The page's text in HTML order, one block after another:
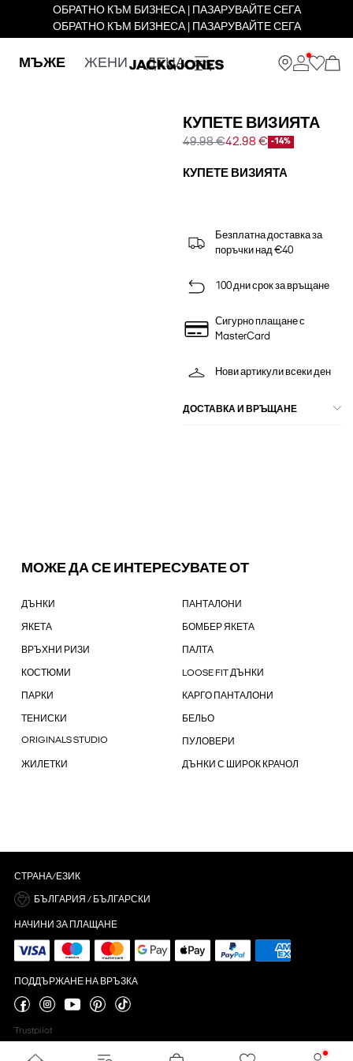
ОБРАТНО КЪМ БИЗНЕСА | ПАЗАРУВАЙТЕ СЕГА
ОБРАТНО КЪМ БИЗНЕСА | ПАЗАРУВАЙТЕ СЕГА
МЪЖЕ ЖЕНИ ДЕЦА
КУПЕТЕ ВИЗИЯТА
49.98 €42.98 € -14%
КУПЕТЕ ВИЗИЯТА
Безплатна доставка за
поръчки над €40
100 дни срок за връщане
Сигурно плащане с
MasterCard
Нови артикули всеки ден
ДОСТАВКА И ВРЪЩАНЕ
МОЖЕ ДА СЕ ИНТЕРЕСУВАТЕ ОТ
ДЪНКИ ПАНТАЛОНИ
ЯКЕТА БОМБЕР ЯКЕТА
ВРЪХНИ РИЗИ ПАЛТА
КОСТЮМИ LOOSE FIT ДЪНКИ
ПАРКИ КАРГО ПАНТАЛОНИ
ТЕНИСКИ БЕЛЬО
ORIGINALS STUDIO ПУЛОВЕРИ
ЖИЛЕТКИ ДЪНКИ С ШИРОК КРАЧОЛ
СТРАНА/ЕЗИК
БЪЛГАРИЯ / БЪЛГАРСКИ
НАЧИНИ ЗА ПЛАЩАНЕ
ПОДДЪРЖАНЕ НА ВРЪЗКА
Trustpilot